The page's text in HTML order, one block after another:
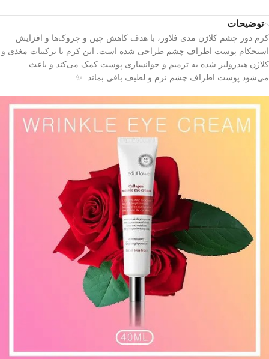
توضیحات
کرم دور چشم کلاژن مدی فلاور، با هدف کاهش چین و چروک‌ها و افزایش
استحکام پوست اطراف چشم طراحی شده است. این کرم با ترکیبات مغذی و
کلاژن هیدرولیز شده به ترمیم و جوانسازی پوست کمک می‌کند و باعث
می‌شود پوست اطراف چشم نرم و لطیف باقی بماند. ✨